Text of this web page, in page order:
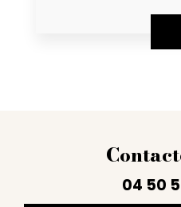
04 50